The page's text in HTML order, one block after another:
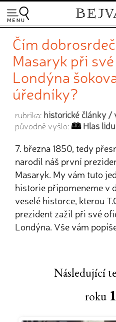
Čím
Masaryk při
Londýna
úředníky?
rubrika: historické články/
původně vyšlo:
Hlas
7. března 1850, tedy
narodil náš první
Masaryk. My vám tuto
historie připomeneme v
veselé historce, kterou
prezident zažil při své
Londýna. Vše vám
Následující
roku